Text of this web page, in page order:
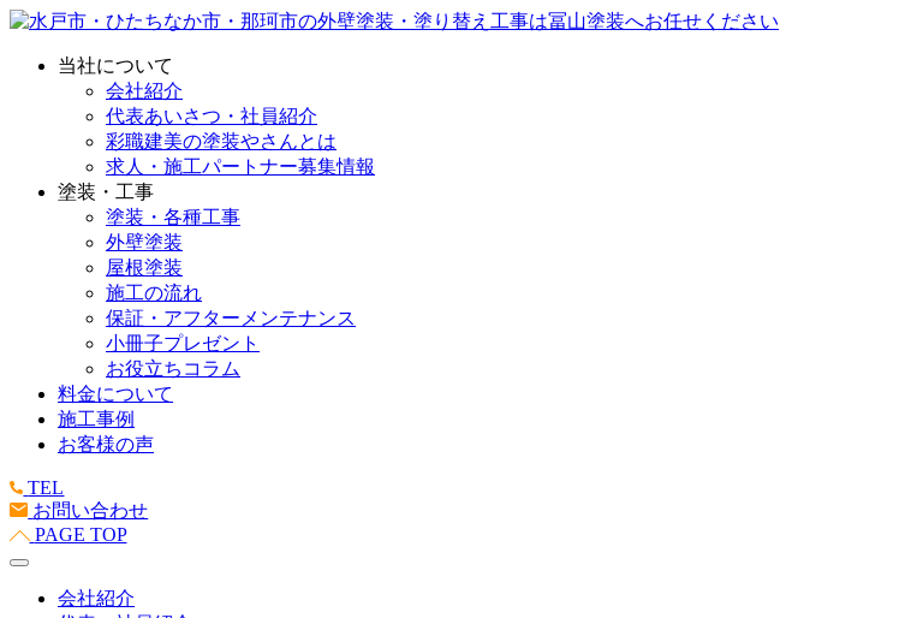
当社について
会社紹介
代表あいさつ・社員紹介
彩職建美の塗装やさんとは
求人・施工パートナー募集情報
塗装・工事
塗装・各種工事
外壁塗装
屋根塗装
施工の流れ
保証・アフターメンテナンス
小冊子プレゼント
お役立ちコラム
料金について
施工事例
お客様の声
TEL
お問い合わせ
PAGE TOP
会社紹介